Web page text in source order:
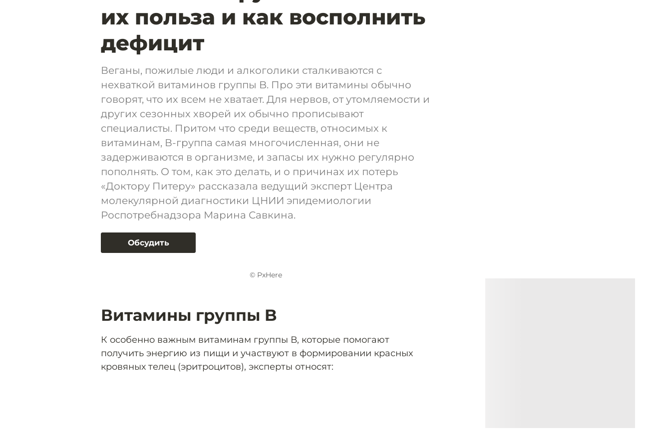
их польза и как восполнить
дефицит
Веганы, пожилые люди и алкоголики сталкиваются с
нехваткой витаминов группы B. Про эти витамины обычно
говорят, что их всем не хватает. Для нервов, от утомляемости и
других сезонных хворей их обычно прописывают
специалисты. Притом что среди веществ, относимых к
витаминам, В-группа самая многочисленная, они не
задерживаются в организме, и запасы их нужно регулярно
пополнять. О том, как это делать, и о причинах их потерь
«Доктору Питеру» рассказала ведущий эксперт Центра
молекулярной диагностики ЦНИИ эпидемиологии
Роспотребнадзора Марина Савкина.
Обсудить
© PxHere
Витамины группы B
К особенно важным витаминам группы В, которые помогают
получить энергию из пищи и участвуют в формировании красных
кровяных телец (эритроцитов), эксперты относят: